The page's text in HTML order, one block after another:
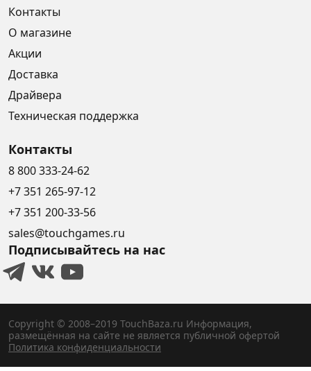
Контакты
О магазине
Акции
Доставка
Драйвера
Техническая поддержка
Контакты
8 800 333-24-62
+7 351 265-97-12
+7 351 200-33-56
sales@touchgames.ru
Подписывайтесь на нас
Copyright © 2008–2019 TouchBaza.ru Информация,
размещённая на сайте не является публичной офертой
Политика конфиденциальности